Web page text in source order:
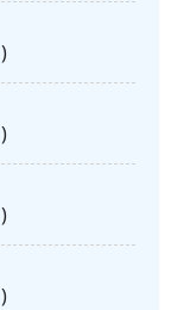
)
)
)
)